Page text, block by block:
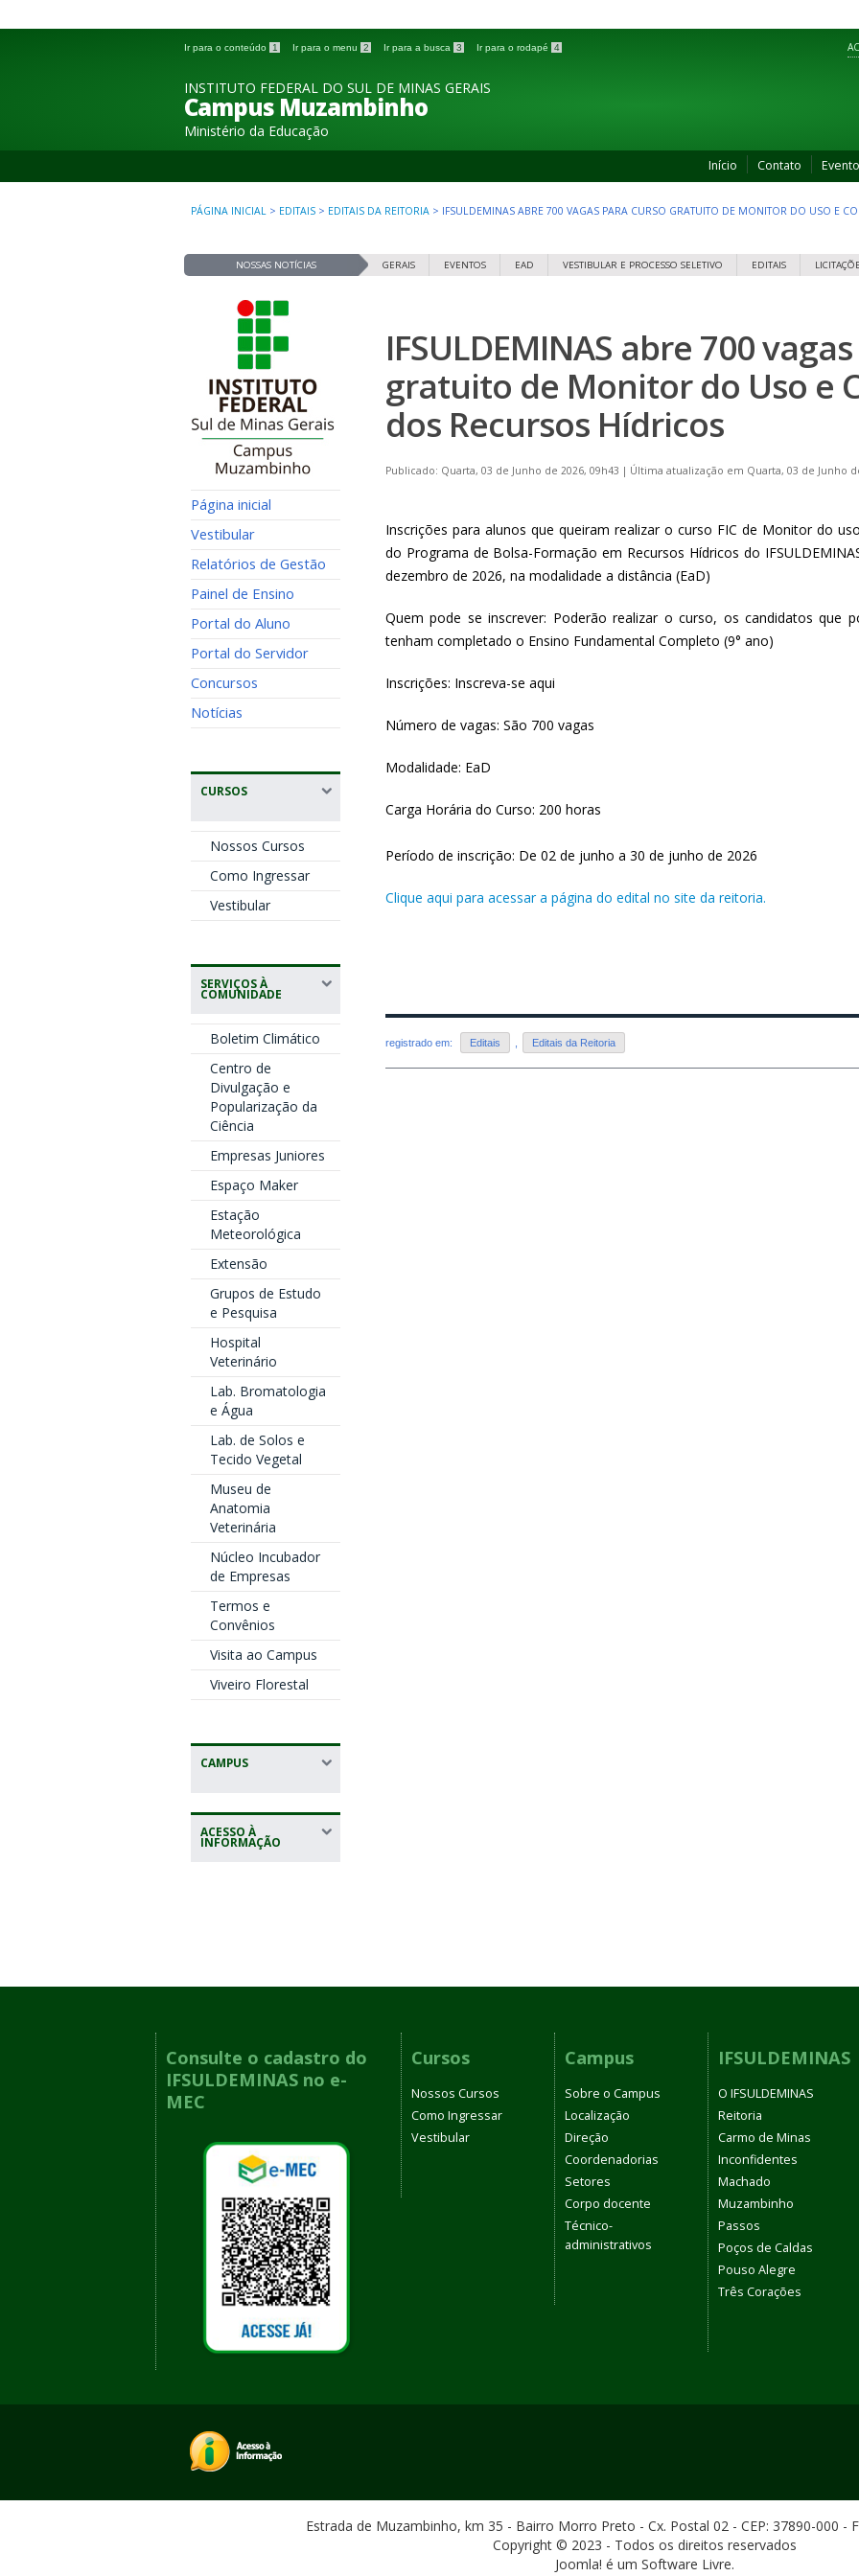
Ir para o conteúdo 1 Ir para o menu 2 Ir para a busca 3 Ir para o rodapé 4
INSTITUTO FEDERAL DO SUL DE MINAS GERAIS
Campus Muzambinho
Ministério da Educação
Início Contato
PÁGINA INICIAL > EDITAIS > EDITAIS DA REITORIA > IFSULDEMINAS ABRE 700 VAGAS PARA CURSO GRATUITO DE MONITOR DO USO E
NOSSAS NOTÍCIAS GERAIS EVENTOS EAD VESTIBULAR E PROCESSO SELETIVO EDITAIS
Página inicial
Vestibular
Relatórios de Gestão
Painel de Ensino
Portal do Aluno
Portal do Servidor
Concursos
Notícias
CURSOS
Nossos Cursos
Como Ingressar
Vestibular
SERVIÇOS À
COMUNIDADE
Boletim Climático
Centro de
Divulgação e
Popularização da
Ciência
Empresas Juniores
Espaço Maker
Estação
Meteorológica
Extensão
Grupos de Estudo
e Pesquisa
Hospital
Veterinário
Lab. Bromatologia
e Água
Lab. de Solos e
Tecido Vegetal
Museu de
Anatomia
Veterinária
Núcleo Incubador
de Empresas
Termos e
Convênios
Visita ao Campus
Viveiro Florestal
CAMPUS
ACESSO À
INFORMAÇÃO
IFSULDEMINAS abre 700
gratuito de Monitor do Uso e
dos Recursos Hídricos
Publicado: Quarta, 03 de Junho de 2026, 09h43 | Última atualização em Quarta, 03 de Junho
Inscrições para alunos que queiram realizar o curso FIC de Monitor do
do Programa de Bolsa-Formação em Recursos Hídricos do
dezembro de 2026, na modalidade a distância (EaD)
Quem pode se inscrever: Poderão realizar o curso, os candidatos que
tenham completado o Ensino Fundamental Completo (9° ano)
Inscrições: Inscreva-se aqui
Número de vagas: São 700 vagas
Modalidade: EaD
Carga Horária do Curso: 200 horas
Período de inscrição: De 02 de junho a 30 de junho de 2026
Clique aqui para acessar a página do edital no site da reitoria.
registrado em: Editais Editais da Reitoria
Consulte o cadastro do
IFSULDEMINAS no e-
MEC
Cursos
Nossos Cursos
Como Ingressar
Vestibular
Campus
Sobre o Campus
Localização
Direção
Coordenadorias
Setores
Corpo docente
Técnico-
administrativos
IFSULDEMINAS
O IFSULDEMINAS
Reitoria
Carmo de Minas
Inconfidentes
Machado
Muzambinho
Passos
Poços de Caldas
Pouso Alegre
Três Corações
Estrada de Muzambinho, km 35 - Bairro Morro Preto - Cx. Postal 02 - CEP: 37890-000 -
Copyright © 2023 - Todos os direitos reservados
Joomla! é um Software Livre.